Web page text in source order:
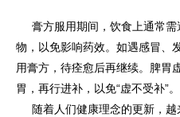
膏方服用期间，饮食上通常需
物，以免影响药效。如遇感冒、
用膏方，待痊愈后再继续。脾胃
胃，再行进补，以免“虚不受补”。
随着人们健康理念的更新，越